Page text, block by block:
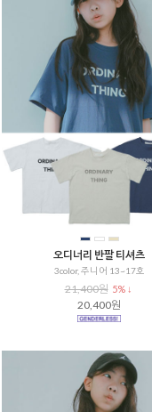
오디너리 반팔 티셔츠
3color, 주니어 13~17호
21,400원 5% ↓
20,400원